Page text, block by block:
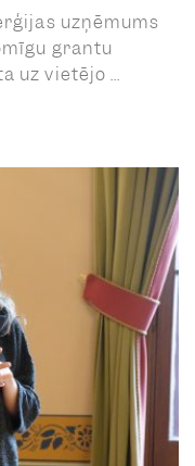
uzņēmums
grantu
uz vietējo ...